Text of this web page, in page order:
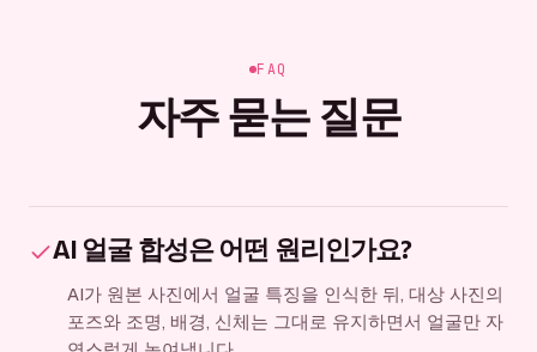
FAQ
자주 묻는 질문
AI 얼굴 합성은 어떤 원리인가요?
AI가 원본 사진에서 얼굴 특징을 인식한 뒤, 대상 사진의
포즈와 조명, 배경, 신체는 그대로 유지하면서 얼굴만 자